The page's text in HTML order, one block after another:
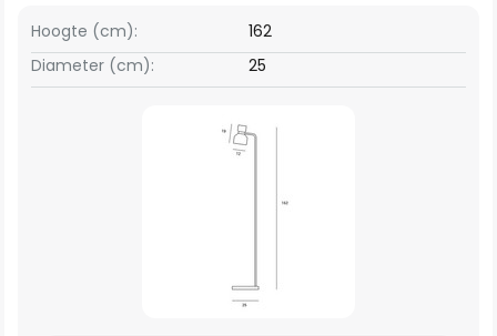
Hoogte (cm):
162
Diameter (cm):
25